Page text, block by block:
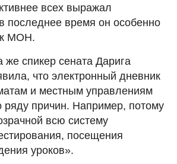
всех выражал
последнее время он особенно
к МОН.
же спикер сената Дарига
что электронный дневник
и местным управлениям
ряду причин. Например, потому
всю систему
посещения
уроков».